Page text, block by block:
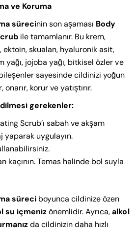
ve Koruma
sürecinin son aşaması Body
ile tamamlanır. Bu krem,
skualan, hyaluronik asit,
yağı, jojoba yağı, bitkisel özler ve
sayesinde cildinizi yoğun
korur ve yatıştırır.
gerekenler:
Scrub’ı sabah ve akşam
yaparak uygulayın.
kaçının. Temas halinde bol suyla
süreci boyunca cildinize özen
su içmenizönemlidir. Ayrıca,alkol
da cildinizin daha hızlı